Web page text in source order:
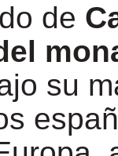
de
su